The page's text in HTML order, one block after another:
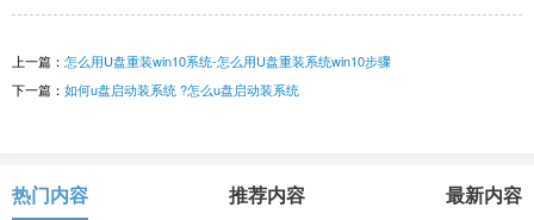
上一篇： 怎么用U盘重装win10系统-怎么用U盘重装系统win10步骤
下一篇： 如何u盘启动装系统 ?怎么u盘启动装系统
热门内容 推荐内容 最新内容